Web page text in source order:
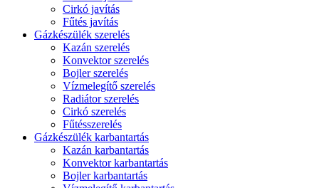
Cirkó javítás
Fűtés javítás
Gázkészülék szerelés
Kazán szerelés
Konvektor szerelés
Bojler szerelés
Vízmelegítő szerelés
Radiátor szerelés
Cirkó szerelés
Fűtésszerelés
Gázkészülék karbantartás
Kazán karbantartás
Konvektor karbantartás
Bojler karbantartás